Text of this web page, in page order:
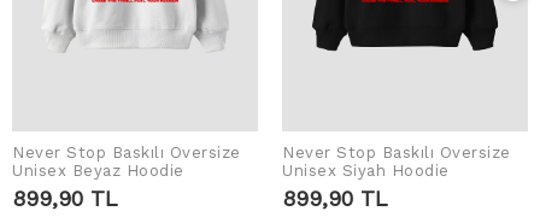
IN DEN WARENKORB
LEGEN
Never Stop Baskılı Oversize
Unisex Beyaz Hoodie
899,90 TL
IN DEN WARENKORB
LEGEN
Never Stop Baskılı Oversize
Unisex Siyah Hoodie
899,90 TL